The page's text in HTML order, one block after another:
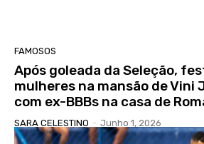
FAMOSOS
Após goleada da Seleção,
mulheres na mansão de Vini
com ex-BBBs na casa de
SARA CELESTINO - Junho 1, 2026